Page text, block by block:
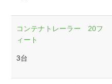
コンテナトレーラー 20フ
ィート
3台